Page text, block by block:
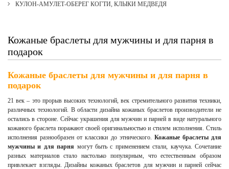
КУЛОН-АМУЛЕТ-ОБЕРЕГ КОГТИ, КЛЫКИ МЕДВЕДЯ
Кожаные браслеты для мужчины и для парня в
подарок
Кожаные браслеты для мужчины и для парня в
подарок
21 век – это прорыв высоких технологий, век стремительного развития техники,
различных технологий. В области дизайна кожаных браслетов производители не
остались в стороне. Сейчас украшения для мужчин и парней в виде натурального
кожаного браслета поражают своей оригинальностью и стилем исполнения. Стиль
исполнения разнообразен от классики до этнического. Кожаные браслеты для
мужчины и для парня могут быть с применением стали, каучука. Сочетание
разных материалов стало настолько популярным, что естественным образом
привлекает взгляды. Дизайны кожаных браслетов для мужчин и парней сейчас